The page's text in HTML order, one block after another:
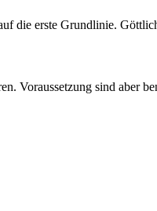
die erste Grundlinie.
Voraussetzung sind aber